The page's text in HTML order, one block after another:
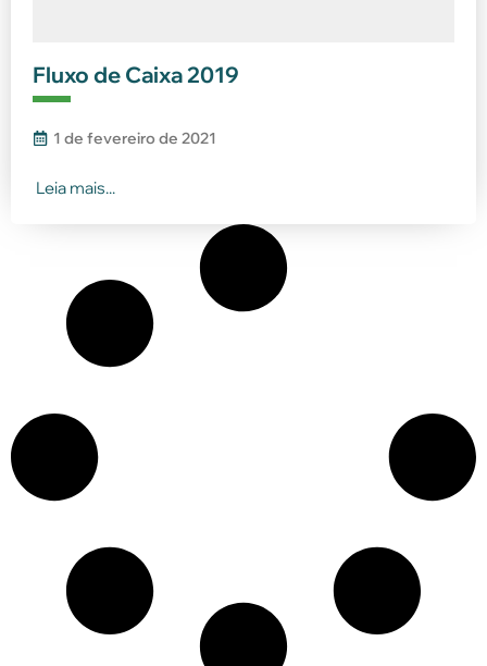
Fluxo de Caixa 2019
1 de fevereiro de 2021
Leia mais...